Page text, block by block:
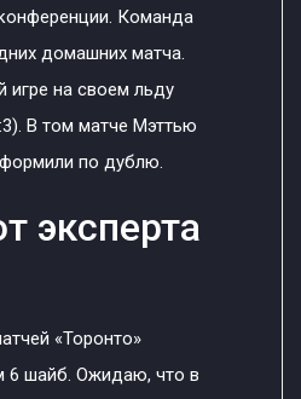
Команда
домашних матча.
игре на своем льду
В том матче Мэттью
по дублю.
эксперта
«Торонто»
6 шайб. Ожидаю, что в